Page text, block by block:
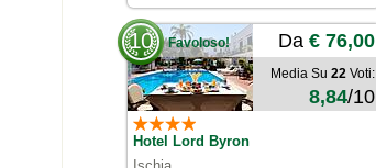
Favoloso!
10 Da € 76,00
Media Su 22 Voti:
8,84/10
Hotel Lord Byron